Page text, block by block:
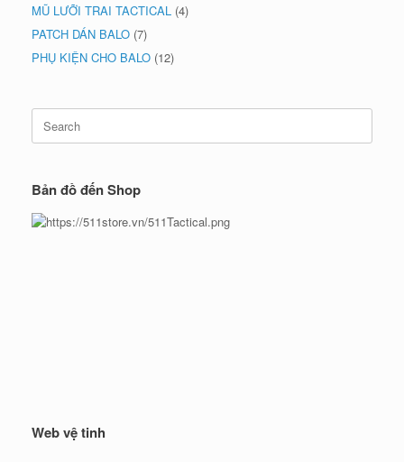
MŨ LƯỠI TRAI TACTICAL (4)
PATCH DÁN BALO (7)
PHỤ KIỆN CHO BALO (12)
Search
for:
Bản đồ đến Shop
Web vệ tinh